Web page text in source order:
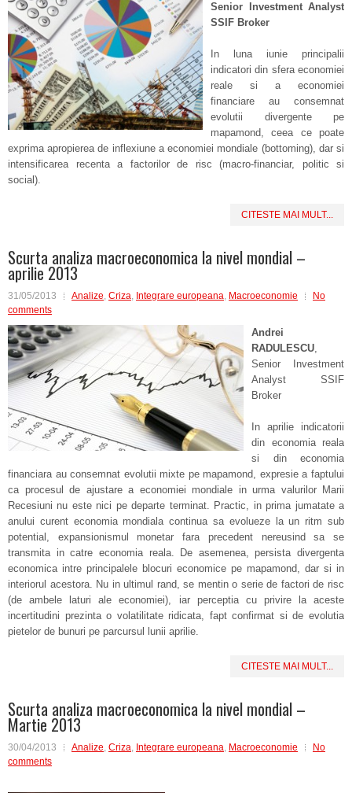
Senior Investment Analyst
SSIF Broker
In luna iunie principalii
indicatori din sfera economiei
reale si a economiei
financiare au consemnat
evolutii divergente pe
mapamond, ceea ce poate
exprima apropierea de inflexiune a economiei mondiale (bottoming), dar si
intensificarea recenta a factorilor de risc (macro-financiar, politic si
social).
CITESTE MAI MULT...
Scurta analiza macroeconomica la nivel mondial –
aprilie 2013
31/05/2013 Analize, Criza, Integrare europeana, Macroeconomie
No
comments
Andrei
RADULESCU,
Senior Investment
Analyst SSIF
Broker
In aprilie indicatorii
din economia reala
si din economia
financiara au consemnat evolutii mixte pe mapamond, expresie a faptului
ca procesul de ajustare a economiei mondiale in urma valurilor Marii
Recesiuni nu este nici pe departe terminat. Practic, in prima jumatate a
anului curent economia mondiala continua sa evolueze la un ritm sub
potential, expansionismul monetar fara precedent nereusind sa se
transmita in catre economia reala. De asemenea, persista divergenta
economica intre principalele blocuri economice pe mapamond, dar si in
interiorul acestora. Nu in ultimul rand, se mentin o serie de factori de risc
(de ambele laturi ale economiei), iar perceptia cu privire la aceste
incertitudini prezinta o volatilitate ridicata, fapt confirmat si de evolutia
pietelor de bunuri pe parcursul lunii aprilie.
CITESTE MAI MULT...
Scurta analiza macroeconomica la nivel mondial –
Martie 2013
30/04/2013 Analize, Criza, Integrare europeana, Macroeconomie
No
comments